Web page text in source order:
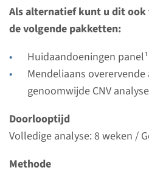
Als alternatief kunt u dit ook
de volgende pakketten:
Huidaandoeningen panel¹
Mendeliaans
genoomwijde CNV analyse
Doorlooptijd
Volledige analyse: 8 weken /
Methode
Doorlooptijd
Volledige analyse: 8 weken
Uitvoerend laboratorium
Maastricht UMC+
Bekijk